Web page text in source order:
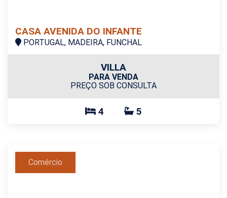
CASA AVENIDA DO INFANTE
PORTUGAL, MADEIRA, FUNCHAL
VILLA
PARA VENDA
PREÇO SOB CONSULTA
4 5
Comércio